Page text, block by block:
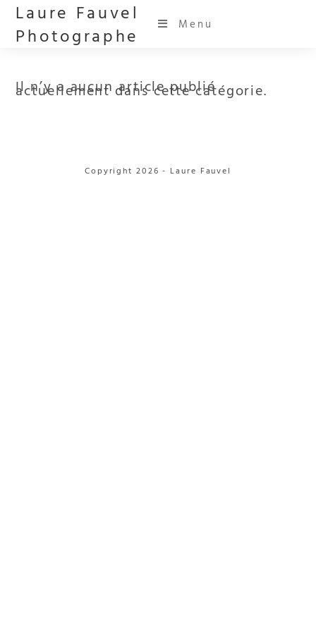
contentLaure Fauvel
Photographe
Menu
Il n’y a aucun article publié
actuellement dans cette catégorie.
Copyright 2026 - Laure Fauvel